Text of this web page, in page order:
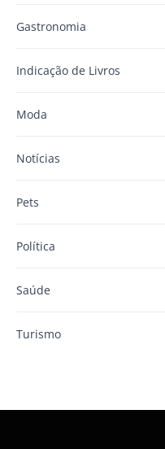
Gastronomia
Indicação de Livros
Moda
Notícias
Pets
Política
Saúde
Turismo